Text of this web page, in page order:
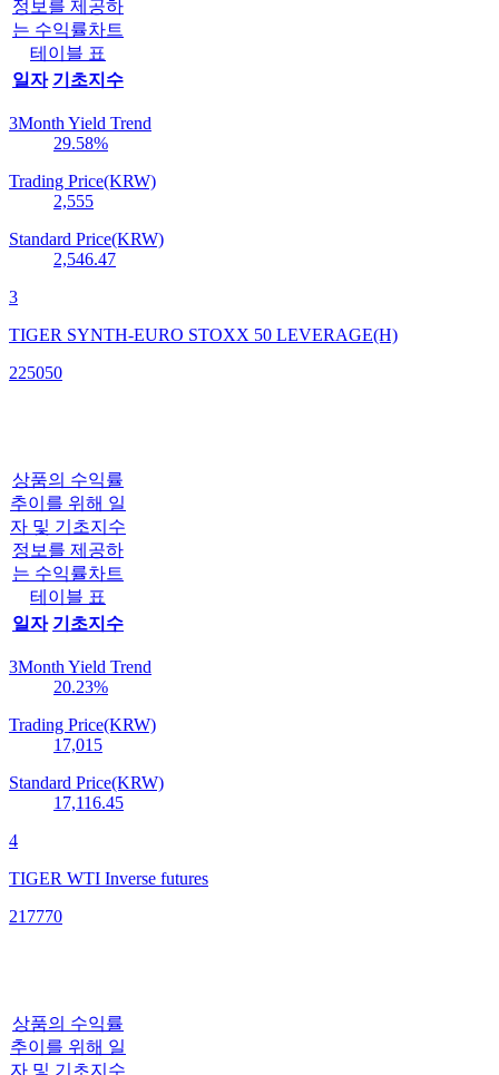
정보를 제공하
는 수익률차트
테이블 표
일자 기초지수
3Month Yield Trend
29.58%
Trading Price(KRW)
2,555
Standard Price(KRW)
2,546.47
3
TIGER SYNTH-EURO STOXX 50 LEVERAGE(H)
225050
상품의 수익률
추이를 위해 일
자 및 기초지수
정보를 제공하
는 수익률차트
테이블 표
일자 기초지수
3Month Yield Trend
20.23%
Trading Price(KRW)
17,015
Standard Price(KRW)
17,116.45
4
TIGER WTI Inverse futures
217770
상품의 수익률
추이를 위해 일
자 및 기초지수